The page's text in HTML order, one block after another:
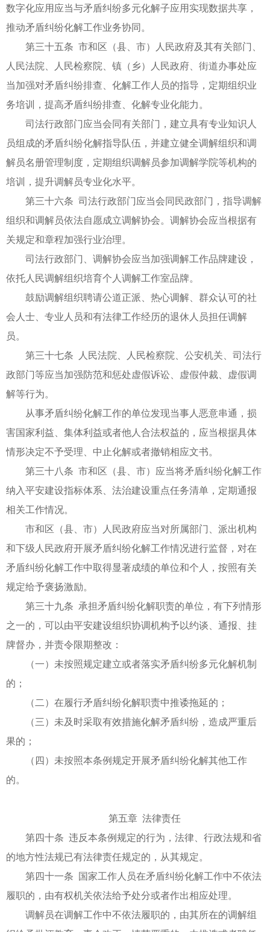
数字化应用应当与矛盾纠纷多元化解子应用实现数据共享，
推动矛盾纠纷化解工作业务协同。
第三十五条 市和区（县、市）人民政府及其有关部门、
人民法院、人民检察院、镇（乡）人民政府、街道办事处应
当加强对矛盾纠纷排查、化解工作人员的指导，定期组织业
务培训，提高矛盾纠纷排查、化解专业化能力。
司法行政部门应当会同有关部门，建立具有专业知识人
员组成的矛盾纠纷化解指导队伍，并建立健全调解组织和调
解员名册管理制度，定期组织调解员参加调解学院等机构的
培训，提升调解员专业化水平。
第三十六条 司法行政部门应当会同民政部门，指导调解
组织和调解员依法自愿成立调解协会。调解协会应当根据有
关规定和章程加强行业治理。
司法行政部门、调解协会应当加强调解工作品牌建设，
依托人民调解组织培育个人调解工作室品牌。
鼓励调解组织聘请公道正派、热心调解、群众认可的社
会人士、专业人员和有法律工作经历的退休人员担任调解
员。
第三十七条 人民法院、人民检察院、公安机关、司法行
政部门等应当加强防范和惩处虚假诉讼、虚假仲裁、虚假调
解等行为。
从事矛盾纠纷化解工作的单位发现当事人恶意串通，损
害国家利益、集体利益或者他人合法权益的，应当根据具体
情形决定不予受理、中止化解或者撤销相应文书。
第三十八条 市和区（县、市）应当将矛盾纠纷化解工作
纳入平安建设指标体系、法治建设重点任务清单，定期通报
相关工作情况。
市和区（县、市）人民政府应当对所属部门、派出机构
和下级人民政府开展矛盾纠纷化解工作情况进行监督，对在
矛盾纠纷化解工作中取得显著成绩的单位和个人，按照有关
规定给予褒扬激励。
第三十九条 承担矛盾纠纷化解职责的单位，有下列情形
之一的，可以由平安建设组织协调机构予以约谈、通报、挂
牌督办，并责令限期整改：
（一）未按照规定建立或者落实矛盾纠纷多元化解机制
的；
（二）在履行矛盾纠纷化解职责中推诿拖延的；
（三）未及时采取有效措施化解矛盾纠纷，造成严重后
果的；
（四）未按照本条例规定开展矛盾纠纷化解其他工作
的。
第五章 法律责任
第四十条 违反本条例规定的行为，法律、行政法规和省
的地方性法规已有法律责任规定的，从其规定。
第四十一条 国家工作人员在矛盾纠纷化解工作中不依法
履职的，由有权机关依法给予处分或者作出相应处理。
调解员在调解工作中不依法履职的，由其所在的调解组